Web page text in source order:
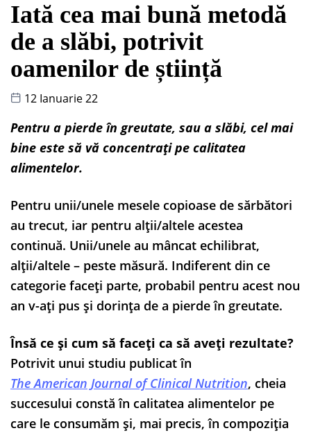
Iată cea mai bună metodă
de a slăbi, potrivit
oamenilor de știință
12 Ianuarie 22
Pentru a pierde în greutate, sau a slăbi, cel mai
bine este să vă concentrați pe calitatea
alimentelor.
Pentru unii/unele mesele copioase de sărbători
au trecut, iar pentru alții/altele acestea
continuă. Unii/unele au mâncat echilibrat,
alții/altele – peste măsură. Indiferent din ce
categorie faceți parte, probabil pentru acest nou
an v-ați pus și dorința de a pierde în greutate.
Însă ce și cum să faceți ca să aveți rezultate?
Potrivit unui studiu publicat în
The American Journal of Clinical Nutrition, cheia
succesului constă în calitatea alimentelor pe
care le consumăm și, mai precis, în compoziția